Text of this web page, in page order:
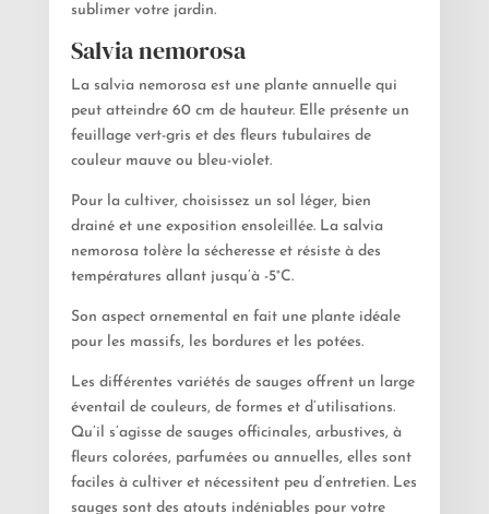
sublimer votre jardin.
Salvia nemorosa
La salvia nemorosa est une plante annuelle qui
peut atteindre 60 cm de hauteur. Elle présente un
feuillage vert-gris et des fleurs tubulaires de
couleur mauve ou bleu-violet.
Pour la cultiver, choisissez un sol léger, bien
drainé et une exposition ensoleillée. La salvia
nemorosa tolère la sécheresse et résiste à des
températures allant jusqu’à -5°C.
Son aspect ornemental en fait une plante idéale
pour les massifs, les bordures et les potées.
Les différentes variétés de sauges offrent un large
éventail de couleurs, de formes et d’utilisations.
Qu’il s’agisse de sauges officinales, arbustives, à
fleurs colorées, parfumées ou annuelles, elles sont
faciles à cultiver et nécessitent peu d’entretien. Les
sauges sont des atouts indéniables pour votre